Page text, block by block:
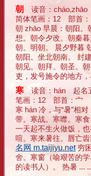
朝 读音：cháo,zhāo
简体笔画：12 部首：
朝 zhāo 早晨：朝阳。
想。朝令夕改。朝秦
朝。明朝。 晨夕野暮
朝阳。坐北朝南。 封
朝见。朝拜。朝圣。
吏，发号施令的地方，
寒 读音：hán 起名
笔画：12 部首：宀
寒 hán 冷，与“暑”相
带。寒战。寒噤。寒
一天起不生火做饭，
喧。寒来暑往。唇亡
名网 m.taijiyu.net穷
舍。寒窗（喻艰苦的
的读书人）。 热暑 ...